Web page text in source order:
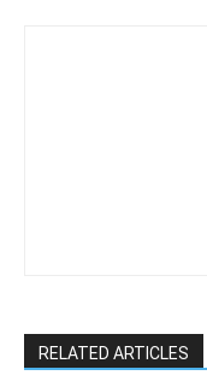
RELATED ARTICLES